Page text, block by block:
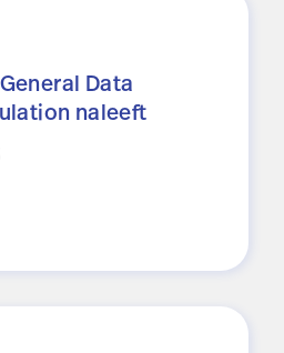
Data
naleeft